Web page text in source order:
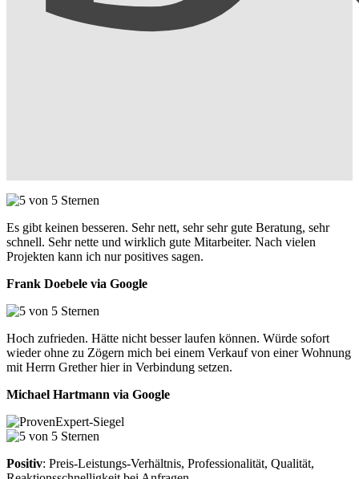
Es gibt keinen besseren. Sehr nett, sehr sehr gute Beratung, sehr
schnell. Sehr nette und wirklich gute Mitarbeiter. Nach vielen
Projekten kann ich nur positives sagen.
Frank Doebele via Google
Hoch zufrieden. Hätte nicht besser laufen können. Würde sofort
wieder ohne zu Zögern mich bei einem Verkauf von einer Wohnung
mit Herrn Grether hier in Verbindung setzen.
Michael Hartmann via Google
Positiv: Preis-Leistungs-Verhältnis, Professionalität, Qualität,